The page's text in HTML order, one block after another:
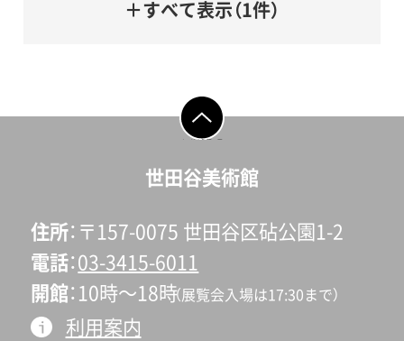
＋すべて表示（1件）
ページの先頭へ戻
世田谷美術館
住所 〒157-0075 世田谷区砧公園1-2
電話 03-3415-6011
開館 10時〜18時（展覧会入場は17:30まで）
利用案内